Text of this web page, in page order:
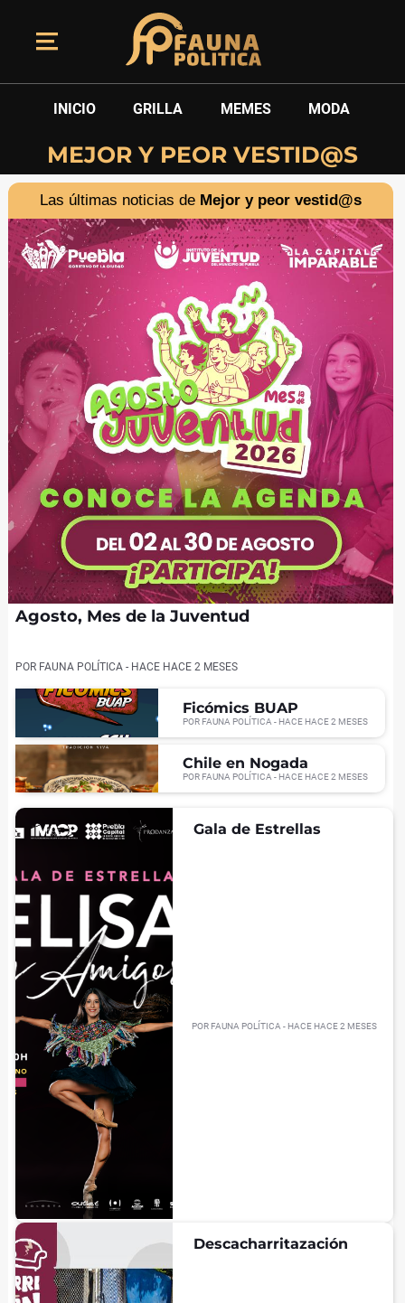
SÍGUENOS
INICIO GRILLA MEMES MODA
MEJOR Y PEOR VESTID@S
Las últimas noticias de Mejor y peor vestid@s
Agosto, Mes de la Juventud
POR FAUNA POLÍTICA - HACE HACE 2 MESES
Ficómics BUAP
POR FAUNA POLÍTICA - HACE HACE 2 MESES
Chile en Nogada
POR FAUNA POLÍTICA- HACE HACE 2 MESES
Gala de Estrellas
POR FAUNA POLÍTICA - HACE HACE 2 MESES
Descacharritazación